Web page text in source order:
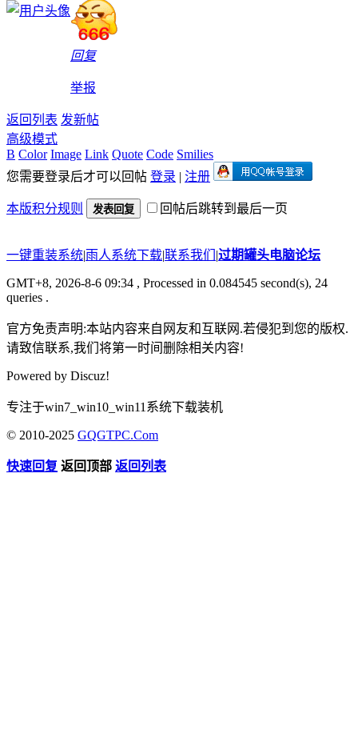
回复
举报
返回列表 发新帖
高级模式
B Color Image Link Quote Code Smilies
您需要登录后才可以回帖 登录 | 注册
本版积分规则 发表回复 回帖后跳转到最后一页
一键重装系统|雨人系统下载|联系我们 |过期罐头电脑论坛
GMT+8, 2026-8-6 09:34 , Processed in 0.084545 second(s), 24
queries .
官方免责声明:本站内容来自网友和互联网.若侵犯到您的版权.
请致信联系,我们将第一时间删除相关内容!
Powered by Discuz!
专注于win7_win10_win11系统下载装机
© 2010-2025 GQGTPC.Com
快速回复 返回顶部 返回列表